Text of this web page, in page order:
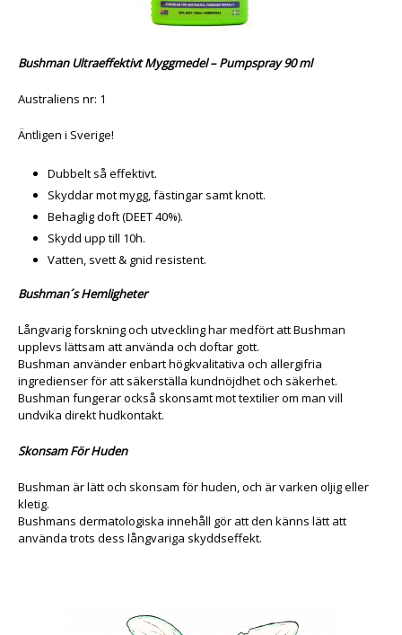
Bushman Ultraeffektivt Myggmedel – Pumpspray 90 ml
Australiens nr: 1
Äntligen i Sverige!
Dubbelt så effektivt.
Skyddar mot mygg, fästingar samt knott.
Behaglig doft (DEET 40%).
Skydd upp till 10h.
Vatten, svett & gnid resistent.
Bushman´s Hemligheter
Långvarig forskning och utveckling har medfört att Bushman
upplevs lättsam att använda och doftar gott.
Bushman använder enbart högkvalitativa och allergifria
ingredienser för att säkerställa kundnöjdhet och säkerhet.
Bushman fungerar också skonsamt mot textilier om man vill
undvika direkt hudkontakt.
Skonsam För Huden
Bushman är lätt och skonsam för huden, och är varken oljig eller
kletig.
Bushmans dermatologiska innehåll gör att den känns lätt att
använda trots dess långvariga skyddseffekt.